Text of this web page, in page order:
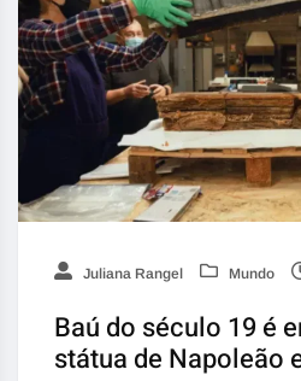
Juliana Rangel Mundo
Baú do século 19 é
státua de Napoleão